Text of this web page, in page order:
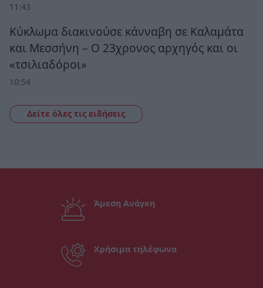
11:43
Κύκλωμα διακινούσε κάνναβη σε Καλαμάτα
και Μεσσήνη – Ο 23χρονος αρχηγός και οι
«τσιλιαδόροι»
10:54
Δείτε όλες τις ειδήσεις
Άμεση Ανάγκη
Χρήσιμα τηλέφωνα